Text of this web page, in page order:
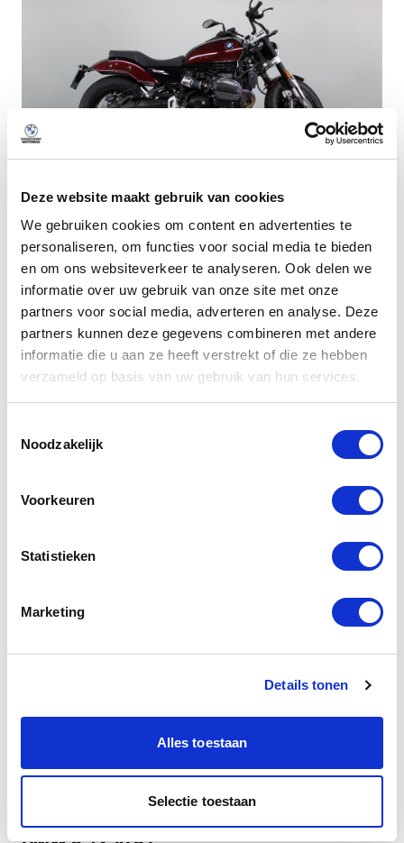
Deze website maakt gebruik van cookies
We gebruiken cookies om content en advertenties te
personaliseren, om functies voor social media te bieden
en om ons websiteverkeer te analyseren. Ook delen we
informatie over uw gebruik van onze site met onze
partners voor social media, adverteren en analyse. Deze
partners kunnen deze gegevens combineren met andere
informatie die u aan ze heeft verstrekt of die ze hebben
verzameld op basis van uw gebruik van hun services.
Noodzakelijk
Voorkeuren
Statistieken
Marketing
Details tonen
Alles toestaan
Selectie toestaan
Beschikbaar
BMW R 12
Aventurinrot metallic
2024 | 1500 km| Benzine
€ 16.950
lage kilometerstand!
Dusseldorp Den Haag